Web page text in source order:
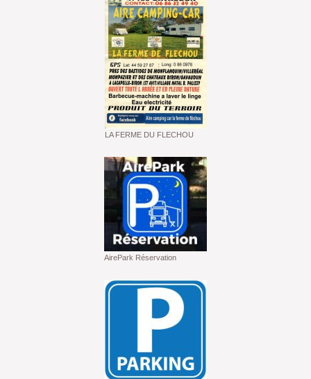
LA FERME DU FLECHOU
AirePark Réservation